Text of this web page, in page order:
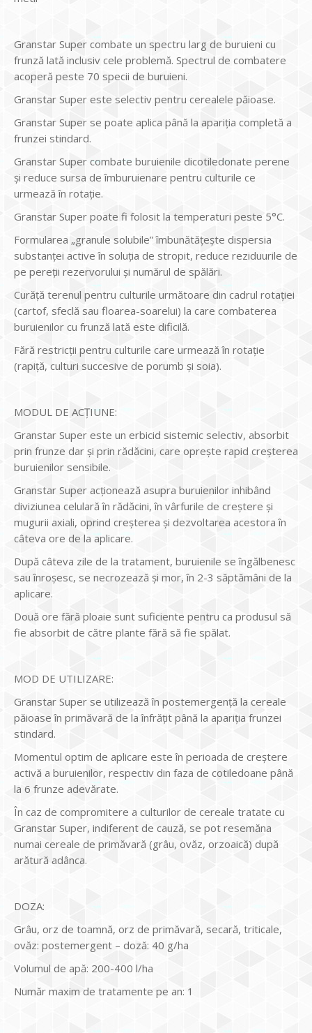
Granstar Super combate un spectru larg de buruieni cu
frunză lată inclusiv cele problemă. Spectrul de combatere
acoperă peste 70 specii de buruieni.
Granstar Super este selectiv pentru cerealele păioase.
Granstar Super se poate aplica până la apariţia completă a
frunzei stindard.
Granstar Super combate buruienile dicotiledonate perene
şi reduce sursa de îmburuienare pentru culturile ce
urmează în rotaţie.
Granstar Super poate fi folosit la temperaturi peste 5°C.
Formularea „granule solubile” îmbunătăţeşte dispersia
substanţei active în soluţia de stropit, reduce reziduurile de
pe pereţii rezervorului şi numărul de spălări.
Curăţă terenul pentru culturile următoare din cadrul rotaţiei
(cartof, sfeclă sau floarea-soarelui) la care combaterea
buruienilor cu frunză lată este dificilă.
Fără restricţii pentru culturile care urmează în rotaţie
(rapiţă, culturi succesive de porumb şi soia).
MODUL DE ACŢIUNE:
Granstar Super este un erbicid sistemic selectiv, absorbit
prin frunze dar şi prin rădăcini, care opreşte rapid creşterea
buruienilor sensibile.
Granstar Super acţionează asupra buruienilor inhibând
diviziunea celulară în rădăcini, în vârfurile de creştere şi
mugurii axiali, oprind creşterea şi dezvoltarea acestora în
câteva ore de la aplicare.
După câteva zile de la tratament, buruienile se îngălbenesc
sau înroşesc, se necrozează şi mor, în 2-3 săptămâni de la
aplicare.
Două ore fără ploaie sunt suficiente pentru ca produsul să
fie absorbit de către plante fără să fie spălat.
MOD DE UTILIZARE:
Granstar Super se utilizează în postemergenţă la cereale
păioase în primăvară de la înfrăţit până la apariţia frunzei
stindard.
Momentul optim de aplicare este în perioada de creştere
activă a buruienilor, respectiv din faza de cotiledoane până
la 6 frunze adevărate.
În caz de compromitere a culturilor de cereale tratate cu
Granstar Super, indiferent de cauză, se pot resemăna
numai cereale de primăvară (grâu, ovăz, orzoaică) după
arătură adânca.
DOZA:
Grâu, orz de toamnă, orz de primăvară, secară, triticale,
ovăz: postemergent – doză: 40 g/ha
Volumul de apă: 200-400 l/ha
Număr maxim de tratamente pe an: 1